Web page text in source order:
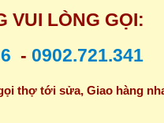
VUI LÒNG GỌI:
- 0902.721.341
thợ tới sửa, Giao hàng